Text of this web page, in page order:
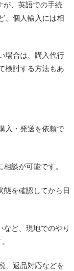
が、英語での手続
、個人輸入には相
場合は、購入代行
検討する方法もあ
入・発送を依頼で
談が可能です。
態を確認してから日
など、現地でのやり
、返品対応などを